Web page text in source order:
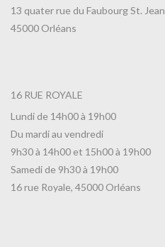
13 quater rue du Faubourg St. Jean
45000 Orléans
16 RUE ROYALE
Lundi de 14h00 à 19h00
Du mardi au vendredi
9h30 à 14h00 et 15h00 à 19h00
Samedi de 9h30 à 19h00
16 rue Royale, 45000 Orléans